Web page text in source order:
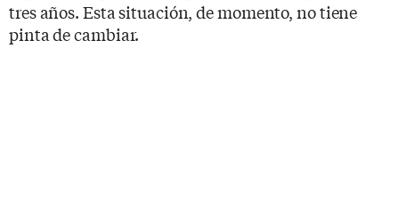
tres años. Esta situación, de momento, no tiene
pinta de cambiar.